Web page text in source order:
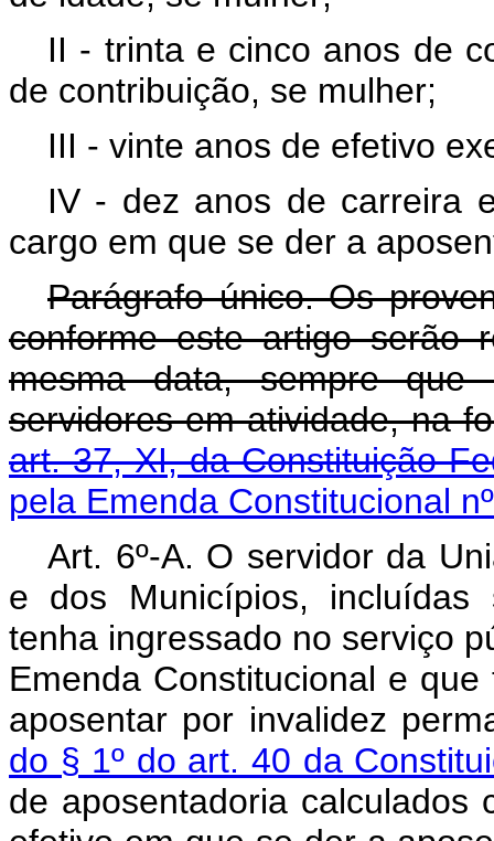
II - trinta e cinco anos de
de contribuição, se mulher;
III - vinte anos de efetivo
IV - dez anos de carreira
cargo em que se der a
Parágrafo único. Os
conforme este artigo serão
mesma data, sempre que
servidores em atividade, na
art. 37, XI, da Constituição
pela Emenda Constitucional
Art. 6º-A. O servidor da
e dos Municípios, incluídas
tenha ingressado no serviço
Emenda Constitucional e
aposentar por invalidez
do § 1º do art. 40 da
de aposentadoria calculados